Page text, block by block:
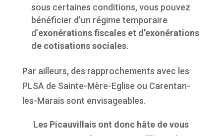
sous certaines conditions, vous pouvez
bénéficier d’un régime temporaire
d’exonérations fiscales et d’exonérations
de cotisations sociales.
Par ailleurs, des rapprochements avec les
PLSA de Sainte-Mère-Eglise ou Carentan-
les-Marais sont envisageables.
Les Picauvillais ont donc hâte de vous